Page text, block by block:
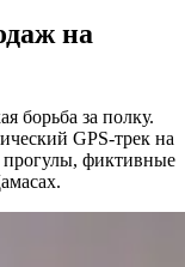
на
борьба за полку.
GPS-трек на
прогулы, фиктивные